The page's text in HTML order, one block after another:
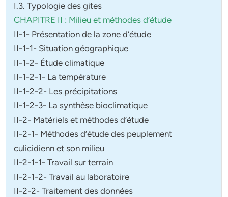
I.3. Typologie des gites
CHAPITRE II : Milieu et méthodes d’étude
II-1- Présentation de la zone d’étude
II-1-1- Situation géographique
II-1-2- Étude climatique
II-1-2-1- La température
II-1-2-2- Les précipitations
II-1-2-3- La synthèse bioclimatique
II-2- Matériels et méthodes d’étude
II-2-1- Méthodes d’étude des peuplement
culicidienn et son milieu
II-2-1-1- Travail sur terrain
II-2-1-2- Travail au laboratoire
II-2-2- Traitement des données